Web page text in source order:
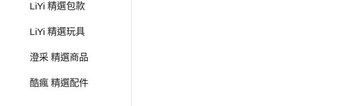
LiYi 精選包款
LiYi 精選玩具
澄采 精選商品
酷瘋 精選配件